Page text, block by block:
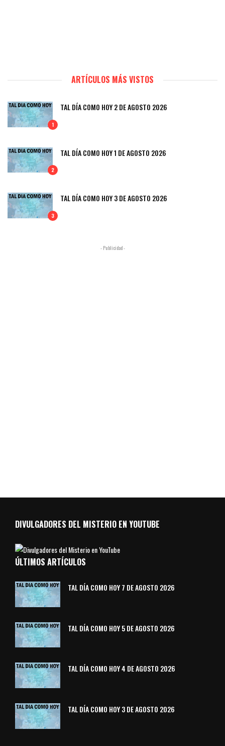
ARTÍCULOS MÁS VISTOS
1
TAL DÍA COMO HOY 2 DE AGOSTO 2026
2
TAL DÍA COMO HOY 1 DE AGOSTO 2026
3
TAL DÍA COMO HOY 3 DE AGOSTO 2026
- Publicidad -
DIVULGADORES DEL MISTERIO EN YOUTUBE
ÚLTIMOS ARTÍCULOS
TAL DÍA COMO HOY 7 DE AGOSTO 2026
TAL DÍA COMO HOY 5 DE AGOSTO 2026
TAL DÍA COMO HOY 4 DE AGOSTO 2026
TAL DÍA COMO HOY 3 DE AGOSTO 2026